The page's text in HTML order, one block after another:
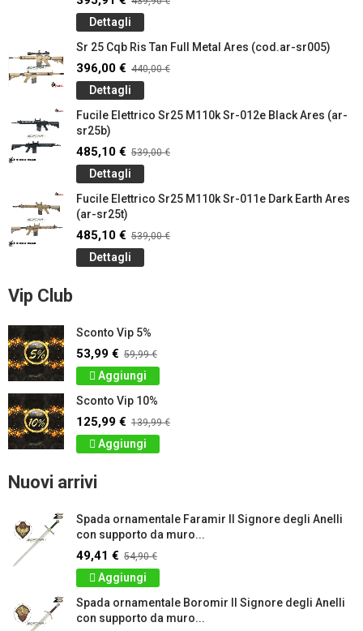
Dettagli
Sr 25 Cqb Ris Tan Full Metal Ares (cod.ar-sr005)
396,00 € 440,00 €
Dettagli
Fucile Elettrico Sr25 M110k Sr-012e Black Ares (ar-
sr25b)
485,10 € 539,00 €
Dettagli
Fucile Elettrico Sr25 M110k Sr-011e Dark Earth Ares
(ar-sr25t)
485,10 € 539,00 €
Dettagli
Vip Club
Sconto Vip 5%
53,99 € 59,99 €
Aggiungi
Sconto Vip 10%
125,99 € 139,99 €
Aggiungi
Nuovi arrivi
Spada ornamentale Faramir Il Signore degli Anelli
con supporto da muro...
49,41 € 54,90 €
Aggiungi
Spada ornamentale Boromir Il Signore degli Anelli
con supporto da muro...